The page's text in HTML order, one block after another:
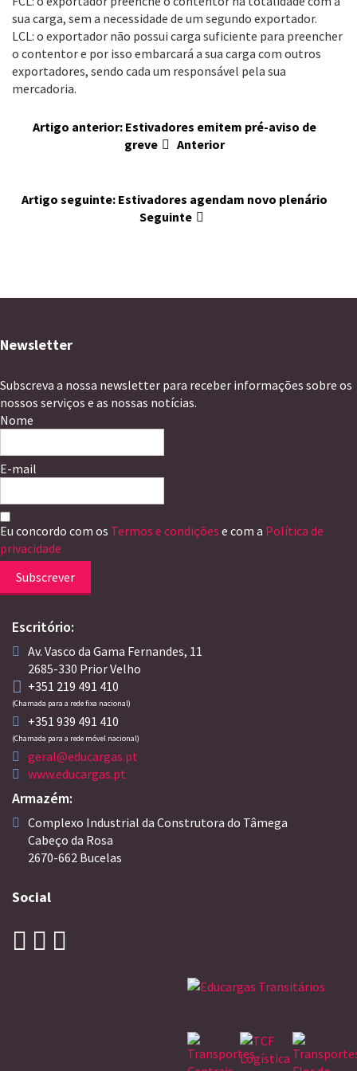
sua carga, sem a necessidade de um segundo exportador.
LCL: o exportador não possui carga suficiente para preencher
o contentor e por isso embarcará a sua carga com outros
exportadores, sendo cada um responsável pela sua
mercadoria.
Artigo anterior: Estivadores emitem pré-aviso de
greve
Anterior
Artigo seguinte: Estivadores agendam novo plenário
Seguinte
Newsletter
Subscreva a nossa newsletter para receber informações sobre os
nossos serviços e as nossas notícias.
Nome
E-mail
Eu concordo com os Termos e condições e com a Política de
privacidade
Subscrever
Escritório:
Av. Vasco da Gama Fernandes, 11
2685-330 Prior Velho
+351 219 491 410
(Chamada para a rede fixa nacional)
+351 939 491 410
(Chamada para a rede móvel nacional)
geral@educargas.pt
www.educargas.pt
Armazém:
Complexo Industrial da Construtora do Tâmega
Cabeço da Rosa
2670-662 Bucelas
Social